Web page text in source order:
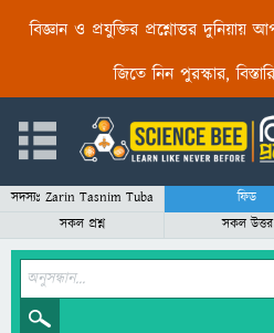
বিজ্ঞান ও প্রযুক্তির প্রশ্নোত্তর দুনিয়ায়
জিতে নিন পুরস্কার,
সদস্যঃ Zarin Tasnim Tuba ফিড
সকল প্রশ্ন
সকল উত্তর